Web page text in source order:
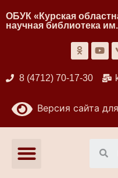
ОБУК «Курская
научная библиотека
8 (4712) 70-17-30
Версия сайта